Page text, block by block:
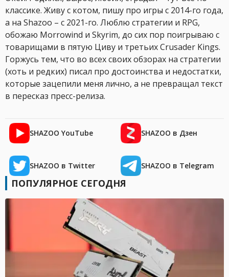
классике. Живу с котом, пишу про игры с 2014-го года,
а на Shazoo – с 2021-го. Люблю стратегии и RPG,
обожаю Morrowind и Skyrim, до сих пор поигрываю с
товарищами в пятую Циву и третьих Crusader Kings.
Горжусь тем, что во всех своих обзорах на стратегии
(хоть и редких) писал про достоинства и недостатки,
которые зацепили меня лично, а не превращал текст
в пересказ пресс-релиза.
SHAZOO YouTube SHAZOO в Дзен
SHAZOO в Twitter SHAZOO в Telegram
ПОПУЛЯРНОЕ СЕГОДНЯ